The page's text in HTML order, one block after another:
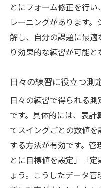
とにフォーム修正を行
レーニングがあります
解し、自分の課題に最
り効果的な練習が可能と
日々の練習に役立つ測
日々の練習で得られる
です。具体的には、表
てスイングごとの数値
する方法が有効です。
とに目標値を設定」「
ょう。こうしたデータ